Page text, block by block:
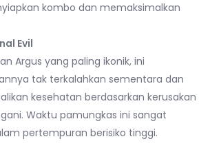
kombo dan memaksimalkan
Evil
Argus yang paling ikonik, ini
tak terkalahkan sementara dan
kesehatan berdasarkan kerusakan
Waktu pamungkas ini sangat
pertempuran berisiko tinggi.